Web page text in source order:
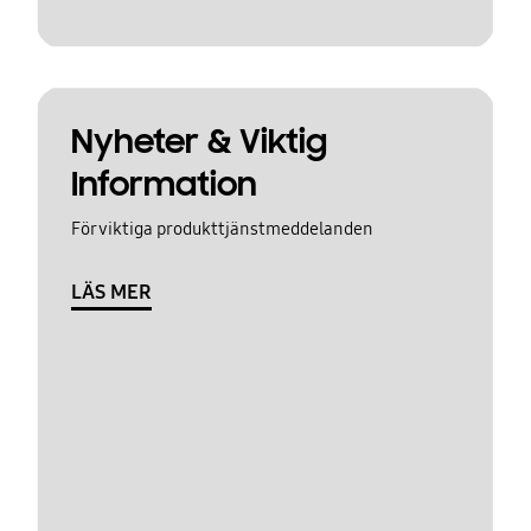
Nyheter & Viktig
Information
För viktiga produkttjänstmeddelanden
LÄS MER